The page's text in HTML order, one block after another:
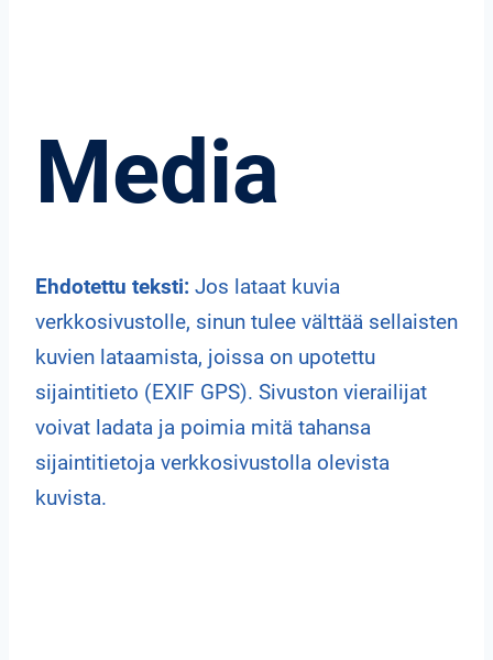
Media
Ehdotettu teksti: Jos lataat kuvia
verkkosivustolle, sinun tulee välttää sellaisten
kuvien lataamista, joissa on upotettu
sijaintitieto (EXIF GPS). Sivuston vierailijat
voivat ladata ja poimia mitä tahansa
sijaintitietoja verkkosivustolla olevista
kuvista.